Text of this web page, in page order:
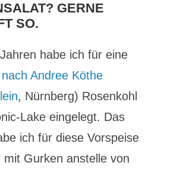
GERNE
SO.
habe ich für eine
Andree Köthe
, Nürnberg) Rosenkohl
Lake eingelegt. Das
ich für diese Vorspeise
mit Gurken anstelle von